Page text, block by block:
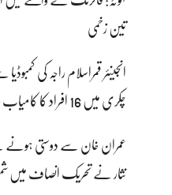
تین زخمی
انجینئر قمراسلام راجہ کی
چکری میں 16 افراد کا کامیاب ریسکیو
عمران خان سے دوستی ہونے
نثار نے تحریک انصاف میں